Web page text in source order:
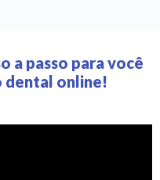
a passo para você
dental online!